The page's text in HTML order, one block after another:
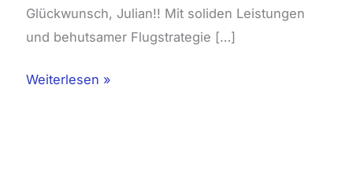
Glückwunsch, Julian!! Mit soliden Leistungen
und behutsamer Flugstrategie […]
Weiterlesen »